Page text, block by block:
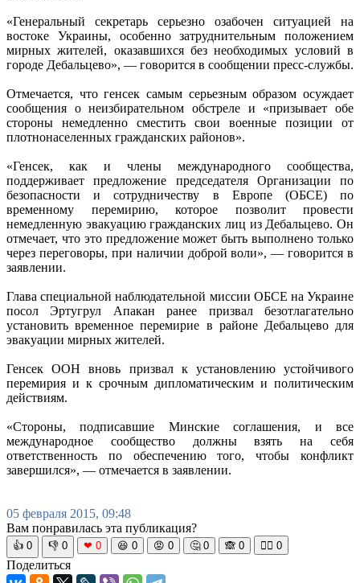
«Генеральный секретарь серьезно озабочен ситуацией на
востоке Украины, особенно затруднительным положением
мирных жителей, оказавшихся без необходимых условий в
городе Дебальцево», — говорится в сообщении пресс-службы.
Отмечается, что генсек самым серьезным образом осуждает
сообщения о неизбирательном обстреле и «призывает обе
стороны немедленно сместить свои военные позиции от
плотнонаселенных гражданских районов».
«Генсек, как и члены международного сообщества,
поддерживает предложение председателя Организации по
безопасности и сотрудничеству в Европе (ОБСЕ) по
временному перемирию, которое позволит провести
немедленную эвакуацию гражданских лиц из Дебальцево. Он
отмечает, что это предложение может быть выполнено только
через переговоры, при наличии доброй воли», — говорится в
заявлении.
Глава специальной наблюдательной миссии ОБСЕ на Украине
посол Эртугрул Апакан ранее призвал безотлагательно
установить временное перемирие в районе Дебальцево для
эвакуации мирных жителей.
Генсек ООН вновь призвал к установлению устойчивого
перемирия и к срочным дипломатическим и политическим
действиям.
«Стороны, подписавшие Минские соглашения, и все
международное сообщество должны взять на себя
ответственность по обеспечению того, чтобы конфликт
завершился», — отмечается в заявлении.
05 февраля 2015, 09:48
Вам понравилась эта публикация?
👍 0 👎 0 ❤ 0 😆 0 😡 0 🤔 0 🙈 0 🧘‍♀️ 0
Поделиться